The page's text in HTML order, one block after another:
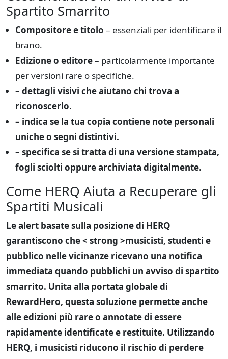
Spartito Smarrito
Compositore e titolo – essenziali per identificare il
brano.
Edizione o editore– particolarmente importante
per versioni rare o specifiche.
– dettagli visivi che aiutano chi trova a
riconoscerlo.
– indica se la tua copia contiene note personali
uniche o segni distintivi.
– specifica se si tratta di una versione stampata,
fogli sciolti oppure archiviata digitalmente.
Come HERQ Aiuta a Recuperare gli
Spartiti Musicali
Lealert basate sulla posizionedi HERQ
garantiscono che < strong >musicisti, studenti e
pubblico nelle vicinanze ricevano una notifica
immediata quando pubblichi un avviso di spartito
smarrito. Unita alla portata globale di
RewardHero, questa soluzione permette anche
alle edizioni più rare o annotate di essere
rapidamente identificate e restituite. Utilizzando
HERQ, i musicisti riducono il rischio di perdere